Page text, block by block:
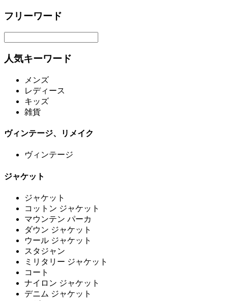
フリーワード
人気キーワード
メンズ
レディース
キッズ
雑貨
ヴィンテージ、リメイク
ヴィンテージ
ジャケット
ジャケット
コットン ジャケット
マウンテン パーカ
ダウン ジャケット
ウール ジャケット
スタジャン
ミリタリー ジャケット
コート
ナイロン ジャケット
デニム ジャケット